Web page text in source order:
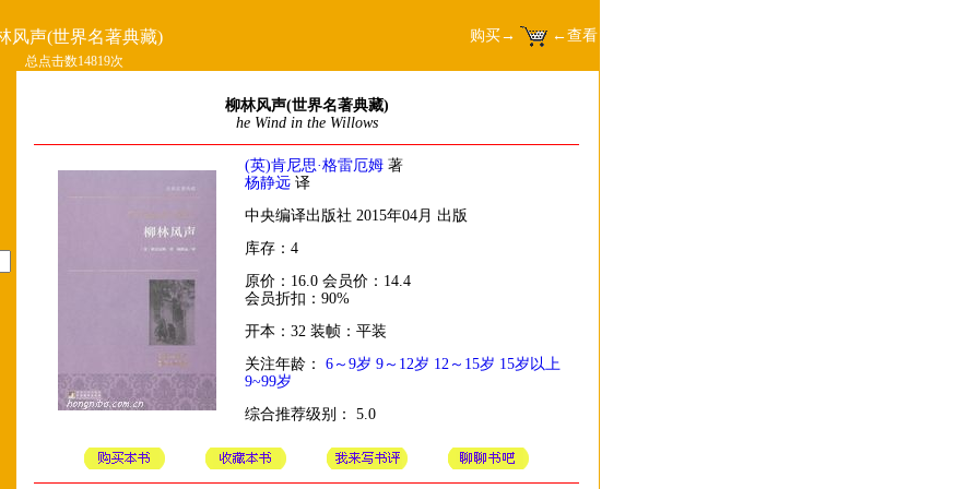
风声(世界名著典藏) 购买→ ←查看
总点击数14819次
柳林风声(世界名著典藏)
he Wind in the Willows
(英)肯尼思·格雷厄姆 著
杨静远 译
中央编译出版社 2015年04月 出版
库存：4
原价：16.0 会员价：14.4
会员折扣：90%
开本：32 装帧：平装
关注年龄： 6～9岁 9～12岁 12～15岁 15岁以上
9~99岁
综合推荐级别： 5.0